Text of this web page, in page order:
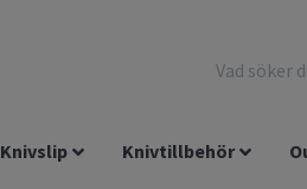
Knivslip Knivtillbehör